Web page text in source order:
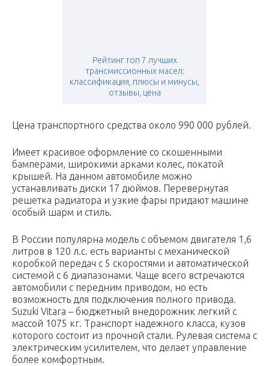
Рейтинг топ 7 лучших
трансмиссионных масел:
классификация, плюсы и минусы,
отзывы, цена
Цена транспортного средства около 990 000 рублей.
Имеет красивое оформление со скошенными
бамперами, широкими арками колес, покатой
крышей. На данном автомобиле можно
устанавливать диски 17 дюймов. Перевернутая
решетка радиатора и узкие фары придают машине
особый шарм и стиль.
В России популярна модель с объемом двигателя 1,6
литров в 120 л.с. есть варианты с механической
коробкой передач с 5 скоростями и автоматической
системой с 6 диапазонами. Чаще всего встречаются
автомобили с передним приводом, но есть
возможность для подключения полного привода.
Suzuki Vitara – бюджетный внедорожник легкий с
массой 1075 кг. Транспорт надежного класса, кузов
которого состоит из прочной стали. Рулевая система с
электрическим усилителем, что делает управление
более комфортным.